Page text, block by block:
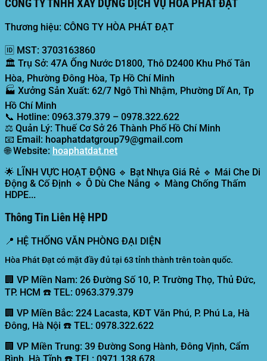
CÔNG TY TNHH XÂY DỰNG DỊCH VỤ HÒA PHÁT ĐẠT
Thương hiệu: CÔNG TY HÒA PHÁT ĐẠT
🆔 MST: 3703163860
🏛️ Trụ Sở: 47A Ống Nước D1800, Thô D2400 Khu Phố Tân
Hòa, Phường Đông Hòa, Tp Hồ Chí Minh
🏭 Xưởng Sản Xuất: 62/7 Ngô Thì Nhậm, Phường Dĩ An, Tp
Hồ Chí Minh
📞 Hotline: 0963.379.379 – 0978.322.622
⚖️ Quản Lý: Thuế Cơ Sở 26 Thành Phố Hồ Chí Minh
📧 Email: hoaphatdatgroup79@gmail.com
🌐Website: hoaphatdat.net
🌟 LĨNH VỰC HOẠT ĐỘNG 🔹 Bạt Nhựa Giá Rẻ 🔹 Mái Che Di
Động & Cố Định 🔹 Ô Dù Che Nắng 🔹 Màng Chống Thấm
HDPE...
Thông Tin Liên Hệ HPD
📍 HỆ THỐNG VĂN PHÒNG ĐẠI DIỆN
Hòa Phát Đạt có mặt đầy đủ tại 63 tỉnh thành trên toàn quốc.
🏢 VP Miền Nam: 26 Đường Số 10, P. Trường Thọ, Thủ Đức,
TP. HCM ☎️ TEL: 0963.379.379
🏢 VP Miền Bắc: 224 Lacasta, KĐT Văn Phú, P. Phú La, Hà
Đông, Hà Nội ☎️ TEL: 0978.322.622
🏢 VP Miền Trung: 39 Đường Song Hành, Đông Vịnh, Cẩm